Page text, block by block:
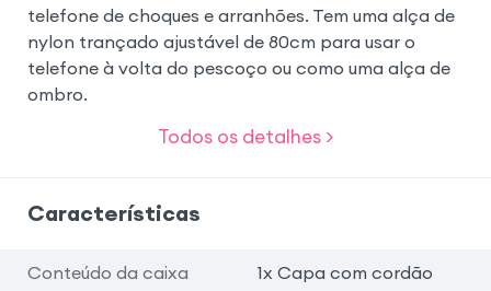
telefone de choques e arranhões. Tem uma alça de
nylon trançado ajustável de 80cm para usar o
telefone à volta do pescoço ou como uma alça de
ombro.
Todos os detalhes >
Características
Conteúdo da caixa 1x Capa com cordão